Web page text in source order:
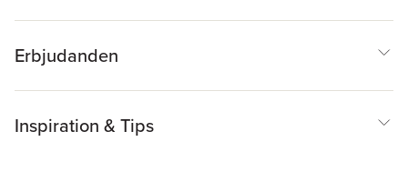
Erbjudanden
Inspiration & Tips